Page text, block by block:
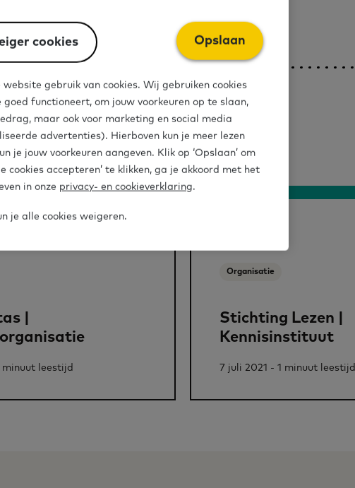
|
minuut leestijd
Organisatie
Stichting Lezen |
Kennisinstituut
7 juli 2021 - 1 minuut leestijd
cookies Opslaan
gebruik van cookies. Wij gebruiken cookies
functioneert, om jouw voorkeuren op te slaan,
maar ook voor marketing en social media
advertenties). Hierboven kun je meer lezen
je jouw voorkeuren aangeven. Klik op ‘Opslaan’ om
cookies accepteren’ te klikken, ga je akkoord met het
in onze privacy- en cookieverklaring.
je alle cookies weigeren.